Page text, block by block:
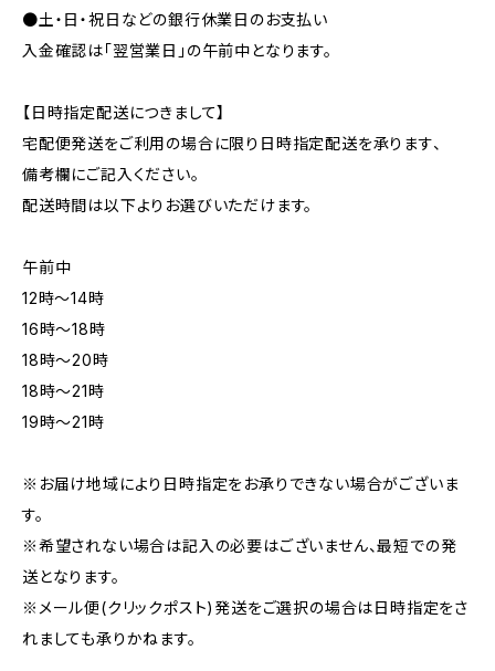
●土・日・祝日などの銀行休業日のお支払い
入金確認は「翌営業日」の午前中となります。
【日時指定配送につきまして】
宅配便発送をご利用の場合に限り日時指定配送を承ります、
備考欄にご記入ください。
配送時間は以下よりお選びいただけます。
午前中
12時〜14時
16時〜18時
18時〜20時
18時〜21時
19時〜21時
※お届け地域により日時指定をお承りできない場合がございま
す。
※希望されない場合は記入の必要はございません、最短での発
送となります。
※メール便(クリックポスト)発送をご選択の場合は日時指定をさ
れましても承りかねます。